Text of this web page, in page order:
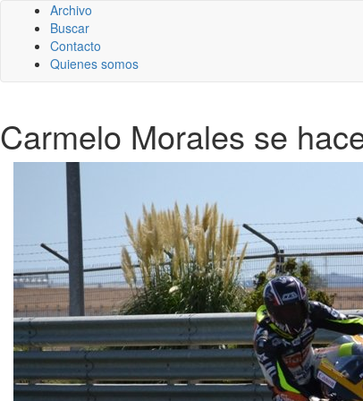
Archivo
Buscar
Contacto
Quienes somos
Carmelo Morales se